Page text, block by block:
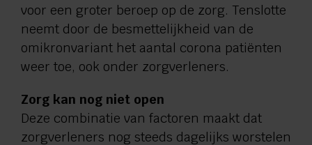
voor een groter beroep op de zorg. Tenslotte
neemt door de besmettelijkheid van de
omikronvariant het aantal corona patiënten
weer toe, ook onder zorgverleners.
Zorg kan nog niet open
Deze combinatie van factoren maakt dat
zorgverleners nog steeds dagelijks worstelen